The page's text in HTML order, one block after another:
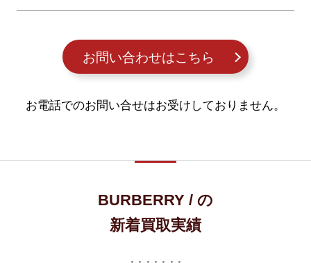
お問い合わせはこちら
お電話でのお問い合せはお受けしておりません。
BURBERRY / の
新着買取実績